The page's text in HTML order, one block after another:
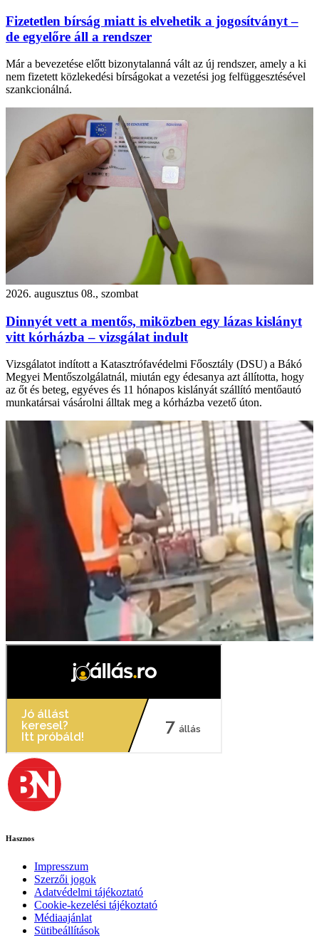
Fizetetlen bírság miatt is elvehetik a jogosítványt –
de egyelőre áll a rendszer
Már a bevezetése előtt bizonytalanná vált az új rendszer, amely a ki
nem fizetett közlekedési bírságokat a vezetési jog felfüggesztésével
szankcionálná.
2026. augusztus 08., szombat
Dinnyét vett a mentős, miközben egy lázas kislányt
vitt kórházba – vizsgálat indult
Vizsgálatot indított a Katasztrófavédelmi Főosztály (DSU) a Bákó
Megyei Mentőszolgálatnál, miután egy édesanya azt állította, hogy
az őt és beteg, egyéves és 11 hónapos kislányát szállító mentőautó
munkatársai vásárolni álltak meg a kórházba vezető úton.
Hasznos
Impresszum
Szerzői jogok
Adatvédelmi tájékoztató
Cookie-kezelési tájékoztató
Médiaajánlat
Sütibeállítások